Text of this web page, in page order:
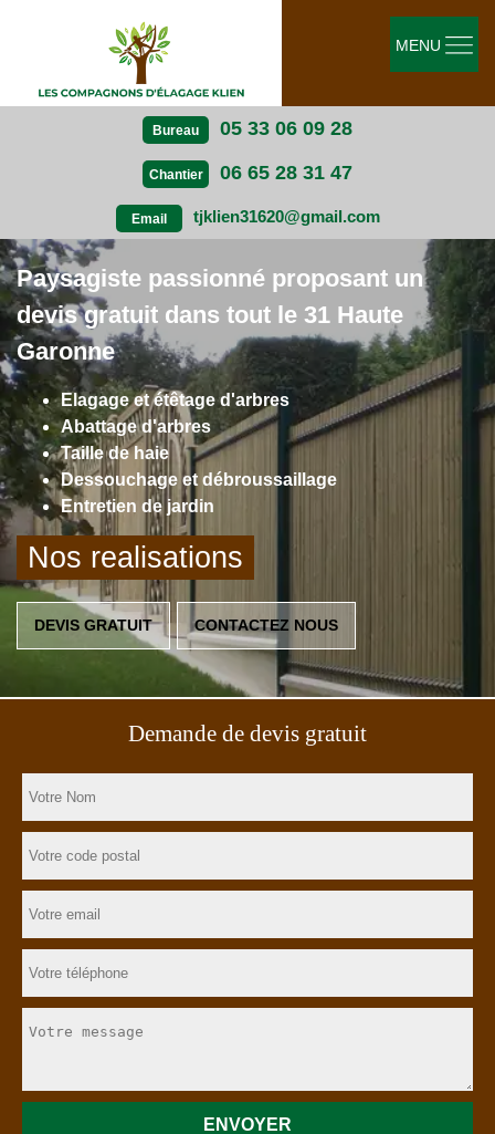
Bureau 05 33 06 09 28
Chantier 06 65 28 31 47
Email tjklien31620@gmail.com
MENU
Paysagiste passionné proposant un
devis gratuit dans tout le 31 Haute
Garonne
Elagage et étêtage d'arbres
Abattage d'arbres
Taille de haie
Dessouchage et débroussaillage
Entretien de jardin
Nos realisations
DEVIS GRATUIT CONTACTEZ NOUS
Demande de devis gratuit